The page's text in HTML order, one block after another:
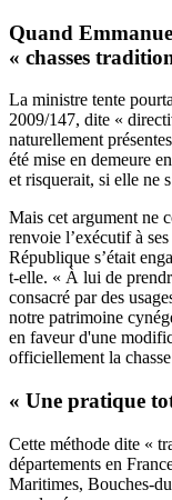
Quand
« chasses
La ministre tente
2009/147, dite «
naturellement
été mise en demeure
et risquerait, si elle ne
Mais cet argument ne
renvoie l’exécutif à
République s’était
t-elle. « À lui de
consacré par des
notre patrimoine
en faveur d'une
officiellement la
« Une pratique
Cette méthode dite «
départements en
Maritimes, Bouches-